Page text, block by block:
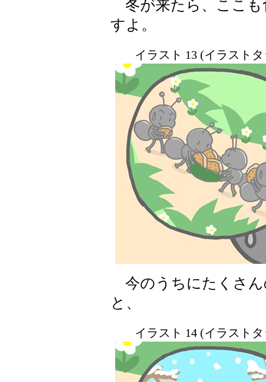
冬が来たら、ここも
すよ。
イラスト 13 (イラスト
今のうちにたくさん
と、
イラスト 14 (イラスト